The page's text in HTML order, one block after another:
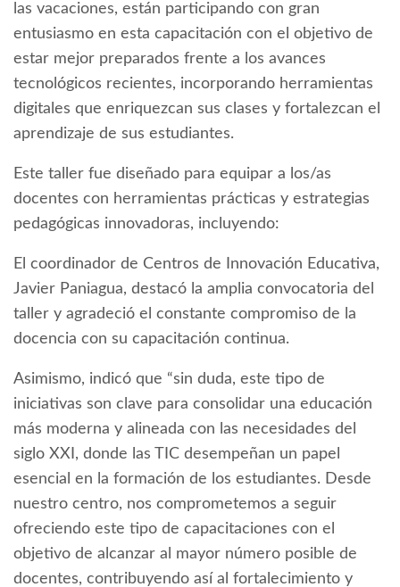
las vacaciones, están participando con gran
entusiasmo en esta capacitación con el objetivo de
estar mejor preparados frente a los avances
tecnológicos recientes, incorporando herramientas
digitales que enriquezcan sus clases y fortalezcan el
aprendizaje de sus estudiantes.
Este taller fue diseñado para equipar a los/as
docentes con herramientas prácticas y estrategias
pedagógicas innovadoras, incluyendo:
El coordinador de Centros de Innovación Educativa,
Javier Paniagua, destacó la amplia convocatoria del
taller y agradeció el constante compromiso de la
docencia con su capacitación continua.
Asimismo, indicó que “sin duda, este tipo de
iniciativas son clave para consolidar una educación
más moderna y alineada con las necesidades del
siglo XXI, donde las TIC desempeñan un papel
esencial en la formación de los estudiantes. Desde
nuestro centro, nos comprometemos a seguir
ofreciendo este tipo de capacitaciones con el
objetivo de alcanzar al mayor número posible de
docentes, contribuyendo así al fortalecimiento y